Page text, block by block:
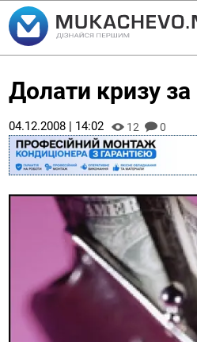
Долати кризу за
04.12.2008 | 14:02 12 0